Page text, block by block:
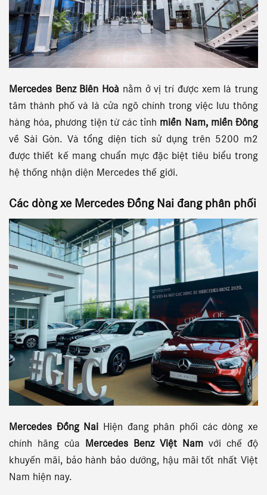
Mercedes Benz Biên Hoà nằm ở vị trí được xem là trung
tâm thành phố và là cửa ngõ chính trong việc lưu thông
hàng hóa, phương tiện từ các tỉnh miền Nam, miền Đông
về Sài Gòn. Và tổng diện tích sử dụng trên 5200 m2
được thiết kế mang chuẩn mực đặc biệt tiêu biểu trong
hệ thống nhận diện Mercedes thế giới.
Các dòng xe Mercedes Đồng Nai đang phân phối
Mercedes Đồng Nai
Hiện đang phân phối các dòng xe
chính hãng của
Mercedes Benz Việt Nam với chế độ
khuyến mãi, bảo hành bảo dưỡng, hậu mãi tốt nhất Việt
Nam hiện nay.